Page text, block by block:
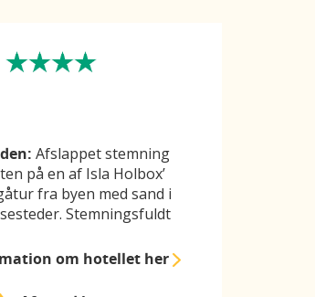
Afslappet stemning
på en af Isla Holbox’
fra byen med sand i
Stemningsfuldt
om hotellet her